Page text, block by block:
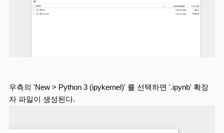
우측의 'New > Python 3 (ipykernel)' 를 선택하면 '.ipynb' 확장
자 파일이 생성된다.